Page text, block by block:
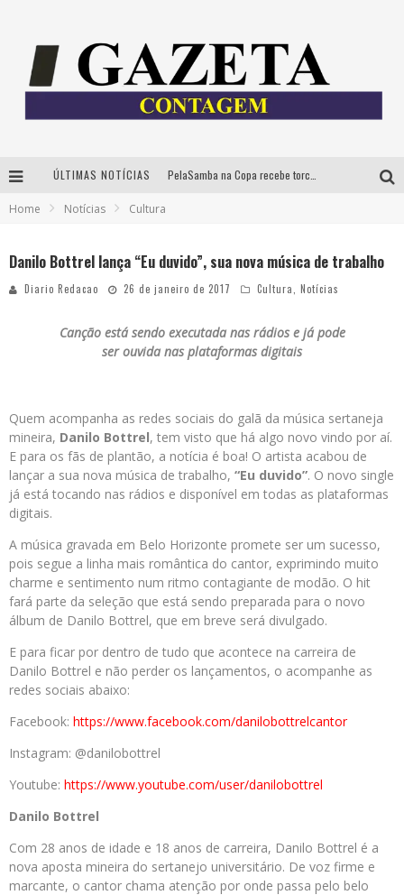
ÚLTIMAS NOTÍCIAS
Espetáculo “Allan Kardec – Um Olhar para a Eternidade” desembarca em BH na próxima semana
Home Notícias Cultura
Danilo Bottrel lança “Eu duvido”, sua nova música de trabalho
Diario Redacao 26 de janeiro de 2017 Cultura Notícias
Canção está sendo executada nas rádios e já pode
ser ouvida nas plataformas digitais
Quem acompanha as redes sociais do galã da música sertaneja
mineira, Danilo Bottrel, tem visto que há algo novo vindo por aí.
E para os fãs de plantão, a notícia é boa! O artista acabou de
lançar a sua nova música de trabalho, “Eu duvido”. O novo single
já está tocando nas rádios e disponível em todas as plataformas
digitais.
A música gravada em Belo Horizonte promete ser um sucesso,
pois segue a linha mais romântica do cantor, exprimindo muito
charme e sentimento num ritmo contagiante de modão. O hit
fará parte da seleção que está sendo preparada para o novo
álbum de Danilo Bottrel, que em breve será divulgado.
E para ficar por dentro de tudo que acontece na carreira de
Danilo Bottrel e não perder os lançamentos, o acompanhe as
redes sociais abaixo:
Facebook: https://www.facebook.com/danilobottrelcantor
Instagram: @danilobottrel
Youtube: https://www.youtube.com/user/danilobottrel
Danilo Bottrel
Com 28 anos de idade e 18 anos de carreira, Danilo Bottrel é a
nova aposta mineira do sertanejo universitário. De voz firme e
marcante, o cantor chama atenção por onde passa pelo belo